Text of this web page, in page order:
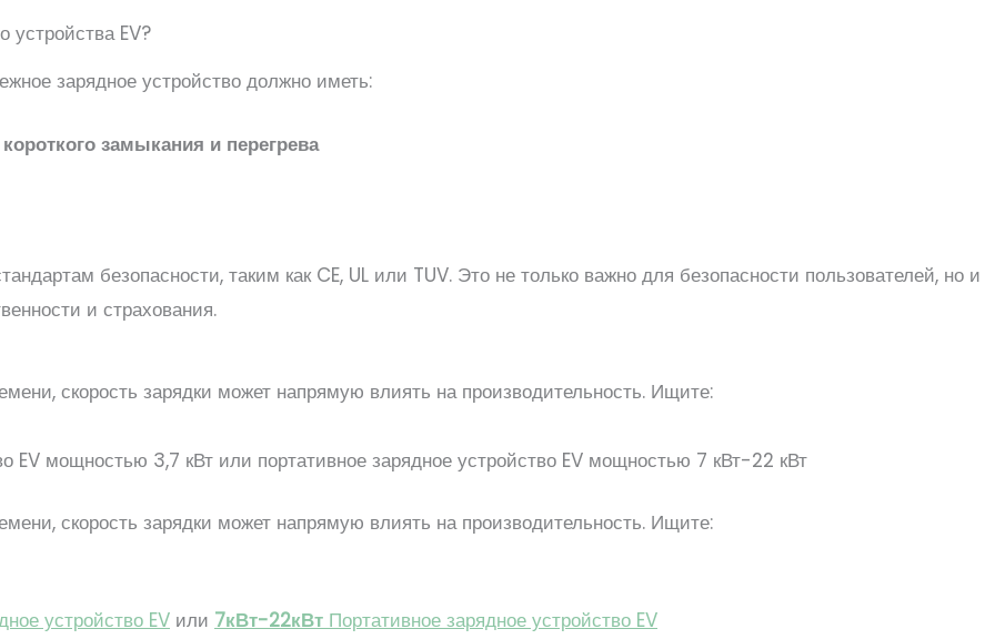
устройства EV?
зарядное устройство должно иметь:
замыкания и перегрева
безопасности, таким как CE, UL или TUV. Это не только важно для безопасности пользователей, но и
и страхования.
скорость зарядки может напрямую влиять на производительность. Ищите:
EV мощностью 3,7 кВт или портативное зарядное устройство EV мощностью 7 кВт-22 кВт
скорость зарядки может напрямую влиять на производительность. Ищите:
устройство EV или 7кВт-22кВт Портативное зарядное устройство EV